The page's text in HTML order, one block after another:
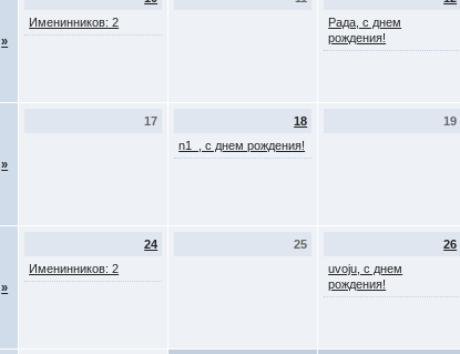
»
Именинников: 2
Рада, с днем
рождения!
»
17
18
n1_, с днем рождения!
19
»
24
Именинников: 2
25
26
uvoju, с днем
рождения!